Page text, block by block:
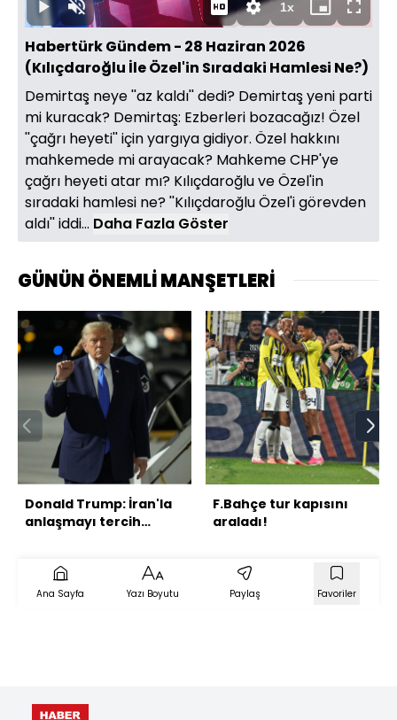
DuraklatSesi
Aç
1xOynatma
Hızı
Mini
oynatıcı
Tam
Ekran
Habertürk Gündem - 28 Haziran 2026
(Kılıçdaroğlu İle Özel'in Sıradaki Hamlesi Ne?)
Demirtaş neye ''az kaldı'' dedi? Demirtaş yeni parti
mi kuracak? Demirtaş: Ezberleri bozacağız! Özel
''çağrı heyeti'' için yargıya gidiyor. Özel hakkını
mahkemede mi arayacak? Mahkeme CHP'ye
çağrı heyeti atar mı? Kılıçdaroğlu ve Özel'in
sıradaki hamlesi ne? ''Kılıçdaroğlu Özel'i görevden
aldı'' iddi... Daha Fazla Göster
GÜNÜN ÖNEMLİ MANŞETLERİ
Donald Trump: İran'la
anlaşmayı tercih
F.Bahçe tur kapısını
araladı!
Ana Sayfa Yazı Boyutu Paylaş Favoriler